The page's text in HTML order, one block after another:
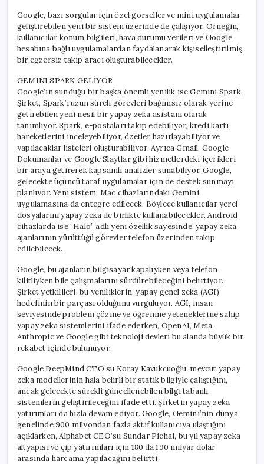
Google, bazı sorgular için özel görseller ve mini uygulamalar
geliştirebilen yeni bir sistem üzerinde de çalışıyor. Örneğin,
kullanıcılar konum bilgileri, hava durumu verileri ve Google
hesabına bağlı uygulamalardan faydalanarak kişiselleştirilmiş
bir egzersiz takip aracı oluşturabilecekler.
GEMINI SPARK GELİYOR
Google’ın sunduğu bir başka önemli yenilik ise Gemini Spark.
Şirket, Spark’ı uzun süreli görevleri bağımsız olarak yerine
getirebilen yeni nesil bir yapay zeka asistanı olarak
tanımlıyor. Spark, e-postaları takip edebiliyor, kredi kartı
hareketlerini inceleyebiliyor, özetler hazırlayabiliyor ve
yapılacaklar listeleri oluşturabiliyor. Ayrıca Gmail, Google
Dokümanlar ve Google Slaytlar gibi hizmetlerdeki içerikleri
bir araya getirerek kapsamlı analizler sunabiliyor. Google,
gelecekte üçüncü taraf uygulamalar için de destek sunmayı
planlıyor. Yeni sistem, Mac cihazlarındaki Gemini
uygulamasına da entegre edilecek. Böylece kullanıcılar yerel
dosyalarını yapay zeka ile birlikte kullanabilecekler. Android
cihazlarda ise “Halo” adlı yeni özellik sayesinde, yapay zeka
ajanlarının yürüttüğü görevler telefon üzerinden takip
edilebilecek.
Google, bu ajanların bilgisayar kapalıyken veya telefon
kilitliyken bile çalışmalarını sürdürebileceğini belirtiyor.
Şirket yetkilileri, bu yeniliklerin, yapay genel zeka (AGI)
hedefinin bir parçası olduğunu vurguluyor. AGI, insan
seviyesinde problem çözme ve öğrenme yeteneklerine sahip
yapay zeka sistemlerini ifade ederken, OpenAI, Meta,
Anthropic ve Google gibi teknoloji devleri bu alanda büyük bir
rekabet içinde bulunuyor.
Google DeepMind CTO’su Koray Kavukcuoğlu, mevcut yapay
zeka modellerinin hala belirli bir statik bilgiyle çalıştığını,
ancak gelecekte sürekli güncellenebilen bilgi tabanlı
sistemlerin geliştirileceğini ifade etti. Şirketin yapay zeka
yatırımları da hızla devam ediyor. Google, Gemini’nin dünya
genelinde 900 milyondan fazla aktif kullanıcıya ulaştığını
açıklarken, Alphabet CEO’su Sundar Pichai, bu yıl yapay zeka
altyapısı ve çip yatırımları için 180 ila 190 milyar dolar
arasında harcama yapılacağını belirtti.